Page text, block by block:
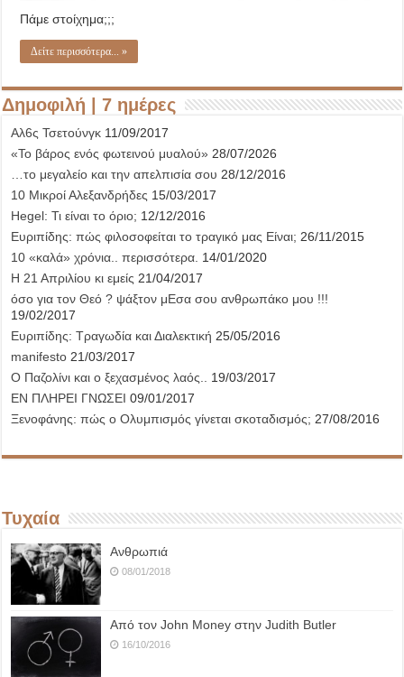
Πάμε στοίχημα;;;
Δείτε περισσότερα... »
Δημοφιλή | 7 ημέρες
Αλ6ς Τσετούνγκ 11/09/2017
«Το βάρος ενός φωτεινού μυαλού» 28/07/2026
…το μεγαλείο και την απελπισία σου 28/12/2016
10 Μικροί Αλεξανδρήδες 15/03/2017
Hegel: Τι είναι το όριο; 12/12/2016
Ευριπίδης: πώς φιλοσοφείται το τραγικό μας Είναι; 26/11/2015
10 «καλά» χρόνια.. περισσότερα. 14/01/2020
Η 21 Απριλίου κι εμείς 21/04/2017
όσο για τον Θεό ? ψάξτον μΕσα σου ανθρωπάκο μου !!!
19/02/2017
Ευριπίδης: Τραγωδία και Διαλεκτική 25/05/2016
manifesto 21/03/2017
Ο Παζολίνι και ο ξεχασμένος λαός.. 19/03/2017
ΕΝ ΠΛΗΡΕΙ ΓΝΩΣΕΙ 09/01/2017
Ξενοφάνης: πώς ο Ολυμπισμός γίνεται σκοταδισμός; 27/08/2016
Τυχαία
Ανθρωπιά
08/01/2018
Από τον John Money στην Judith Butler
16/10/2016